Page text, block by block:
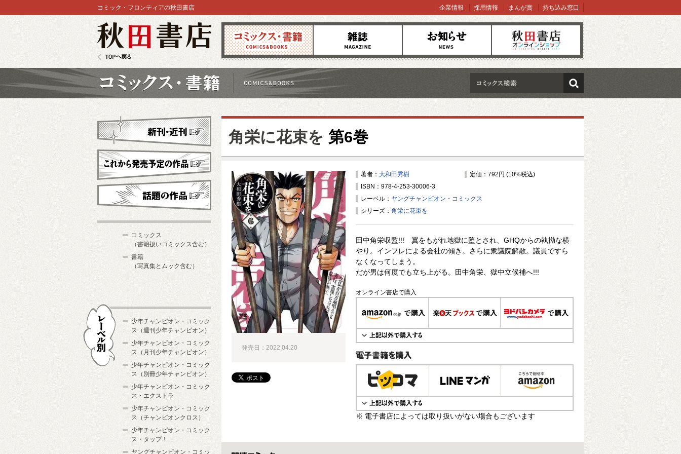
コミックス 雑誌 お知らせ オンラインショップ
コミック・フロンティアの秋田書店 企業情報 採用情報 まんが賞 持ち込み窓口
検索
角栄に花束を 第6巻
著者： 大和田秀樹
定価：792円 (10%税込)
ISBN：978-4-253-30006-3
レーベル： ヤングチャンピオン・コミックス
シリーズ： 角栄に花束を
田中角栄収監!!! 翼をもがれ地獄に堕とされ、GHQからの執拗な横
やり。インフレによる会社の傾き。さらに衆議院解散。議員ですら
なくなってしまう。
だが男は何度でも立ち上がる。田中角栄、獄中立候補へ!!!
オンライン書店で購入
電子書籍で購入
※ 電子書店によっては取り扱いがない場合もございます
発売日：2022.04.20
新刊・近刊
これから発売予定
コミックス
（書籍扱いコミックス含む）
書籍
（写真集とムック含む）
少年チャンピオン・コミック
ス（週刊少年チャンピオン）
少年チャンピオン・コミック
ス（月刊少年チャンピオン）
少年チャンピオン・コミック
ス（別冊少年チャンピオン）
少年チャンピオン・コミック
ス・エクストラ
少年チャンピオン・コミック
ス（チャンピオンクロス）
少年チャンピオン・コミック
ス・タップ！
ヤングチャンピオン・コミッ